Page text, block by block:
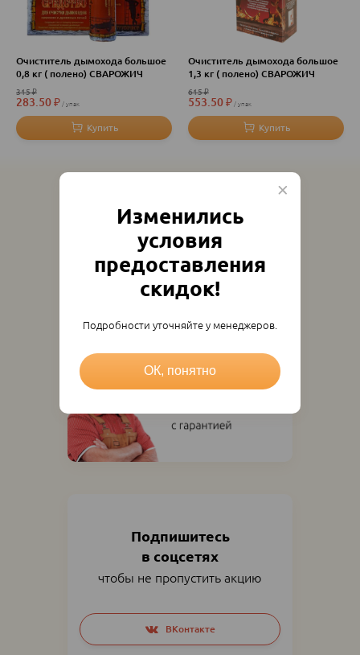
Подпишитесь
в соцсетях
чтобы не пропустить акцию
Social
networks
links
ВКонтакте
Очиститель дымохода большое
0,8 кг ( полено) СВАРОЖИЧ
315₽
283.50₽ упак
Очиститель дымохода большое
1,3 кг ( полено) СВАРОЖИЧ
615₽
553.50₽ упак
Изменились
условия
предоставления
скидок!
Подробности уточняйте у менеджеров.
ОК, понятно